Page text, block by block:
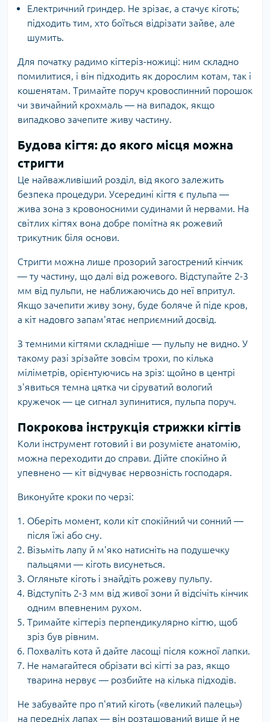
Електричний гриндер. Не зрізає, а стачує кіготь;
підходить тим, хто боїться відрізати зайве, але
шумить.
Для початку радимо кігтеріз-ножиці: ним складно
помилитися, і він підходить як дорослим котам, так і
кошенятам. Тримайте поруч кровоспинний порошок
чи звичайний крохмаль — на випадок, якщо
випадково зачепите живу частину.
Будова кігтя: до якого місця можна
стригти
Це найважливіший розділ, від якого залежить
безпека процедури. Усередині кігтя є пульпа —
жива зона з кровоносними судинами й нервами. На
світлих кігтях вона добре помітна як рожевий
трикутник біля основи.
Стригти можна лише прозорий загострений кінчик
— ту частину, що далі від рожевого. Відступайте 2-3
мм від пульпи, не наближаючись до неї впритул.
Якщо зачепити живу зону, буде боляче й піде кров,
а кіт надовго запам'ятає неприємний досвід.
З темними кігтями складніше — пульпу не видно. У
такому разі зрізайте зовсім трохи, по кілька
міліметрів, орієнтуючись на зріз: щойно в центрі
з'явиться темна цятка чи сіруватий вологий
кружечок — це сигнал зупинитися, пульпа поруч.
Покрокова інструкція стрижки кігтів
Коли інструмент готовий і ви розумієте анатомію,
можна переходити до справи. Дійте спокійно й
упевнено — кіт відчуває нервозність господаря.
Виконуйте кроки по черзі:
Оберіть момент, коли кіт спокійний чи сонний —
після їжі або сну.
Візьміть лапу й м'яко натисніть на подушечку
пальцями — кіготь висунеться.
Огляньте кіготь і знайдіть рожеву пульпу.
Відступіть 2-3 мм від живої зони й відсічіть кінчик
одним впевненим рухом.
Тримайте кігтеріз перпендикулярно кігтю, щоб
зріз був рівним.
Похваліть кота й дайте ласощі після кожної лапки.
Не намагайтеся обрізати всі кігті за раз, якщо
тварина нервує — розбийте на кілька підходів.
Не забувайте про п'ятий кіготь («великий палець»)
на передніх лапах — він розташований вище й не